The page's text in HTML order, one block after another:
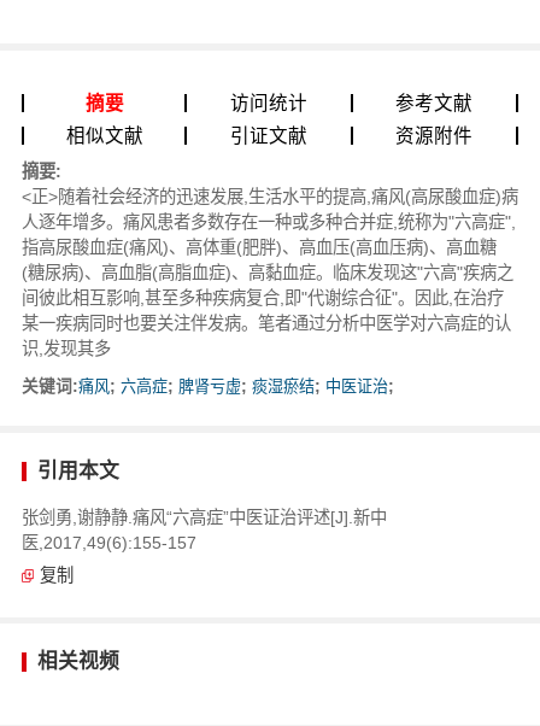
摘要 访问统计
参考文献
相似文献
引证文献 资源附件
摘要:
<正>随着社会经济的迅速发展,生活水平的提高,痛风(高尿酸血症)病
人逐年增多。痛风患者多数存在一种或多种合并症,统称为"六高症",
指高尿酸血症(痛风)、高体重(肥胖)、高血压(高血压病)、高血糖
(糖尿病)、高血脂(高脂血症)、高黏血症。临床发现这"六高"疾病之
间彼此相互影响,甚至多种疾病复合,即"代谢综合征"。因此,在治疗
某一疾病同时也要关注伴发病。笔者通过分析中医学对六高症的认
识,发现其多
关键词:痛风 ; 六高症; 脾肾亏虚; 痰湿瘀结; 中医证治;
引用本文
张剑勇,谢静静.痛风“六高症”中医证治评述[J].新中
医,2017,49(6):155-157
复制
相关视频